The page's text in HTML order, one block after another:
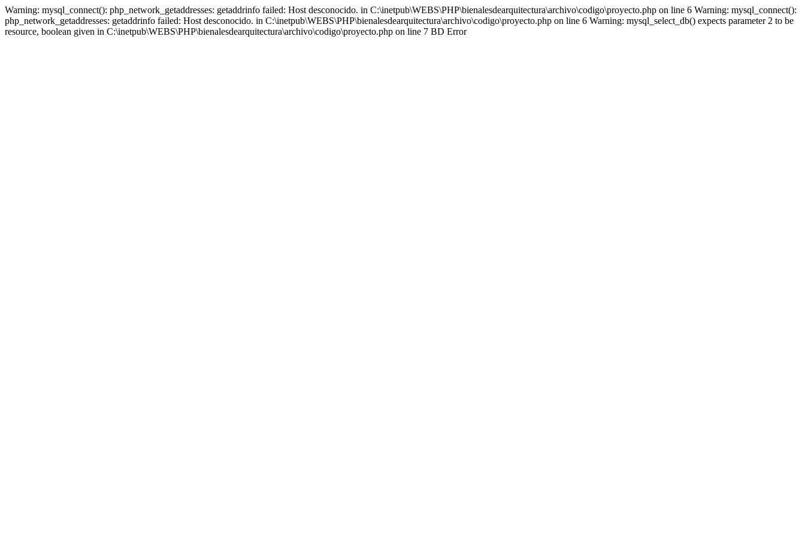
Warning: mysql_connect(): php_network_getaddresses: getaddrinfo failed: Host desconocido. in C:\inetpub\WEBS\PHP\bienalesdearquitectura\archivo\codigo\proyecto.php on line 6 Warning: mysql_connect():
php_network_getaddresses: getaddrinfo failed: Host desconocido. in C:\inetpub\WEBS\PHP\bienalesdearquitectura\archivo\codigo\proyecto.php on line 6 Warning: mysql_select_db() expects parameter 2 to be
resource, boolean given in C:\inetpub\WEBS\PHP\bienalesdearquitectura\archivo\codigo\proyecto.php on line 7 BD Error